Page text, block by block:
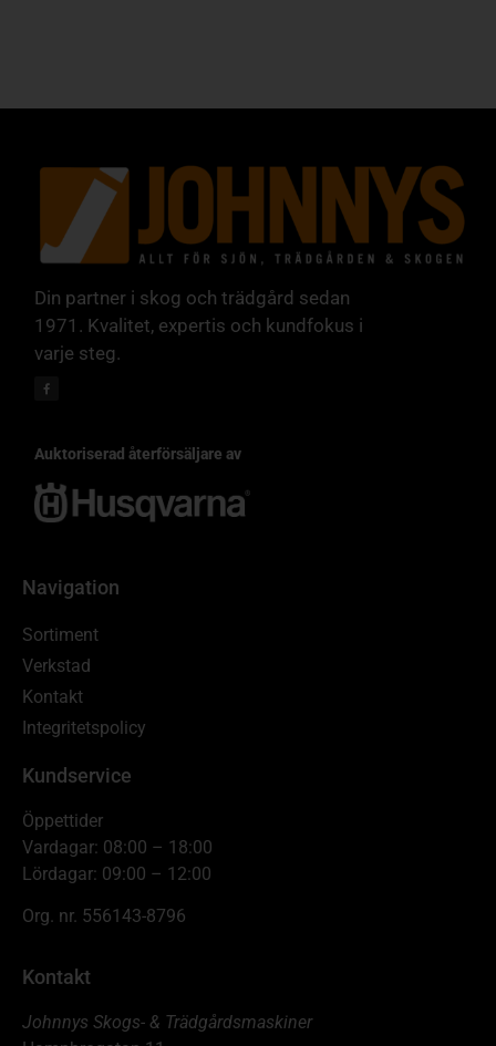
Din partner i skog och trädgård sedan
1971. Kvalitet, expertis och kundfokus i
varje steg.
Auktoriserad återförsäljare av
Navigation
Sortiment
Verkstad
Kontakt
Integritetspolicy
Kundservice
Öppettider
Vardagar: 08:00 – 18:00
Lördagar: 09:00 – 12:00
Org. nr. 556143-8796
Kontakt
Johnnys Skogs- & Trädgårdsmaskiner